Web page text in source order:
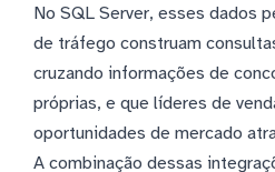
No SQL Server, esses dados
de tráfego construam
cruzando informações de
próprias, e que líderes de
oportunidades de mercado
A combinação dessas